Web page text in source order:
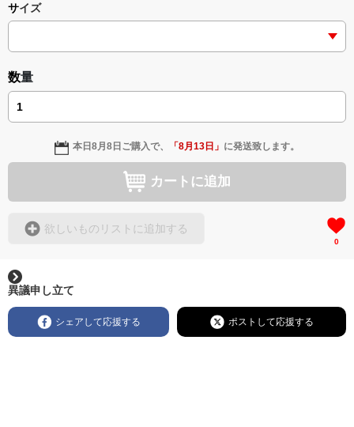
サイズ
数量
本日8月8日 ご購入で、 「8月13日 」 に発送致します。
カートに追加
欲しいものリストに追加する
0
異議申し立て
シェアして応援する ポストして応援する